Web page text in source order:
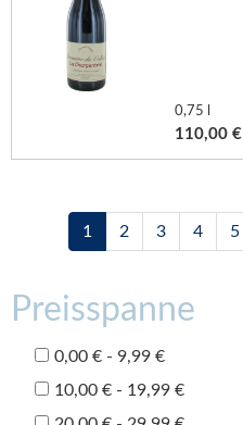
0,75 l
110,00 €
1 2 3 4 5
Preisspanne
0,00 € - 9,99 €
10,00 € - 19,99 €